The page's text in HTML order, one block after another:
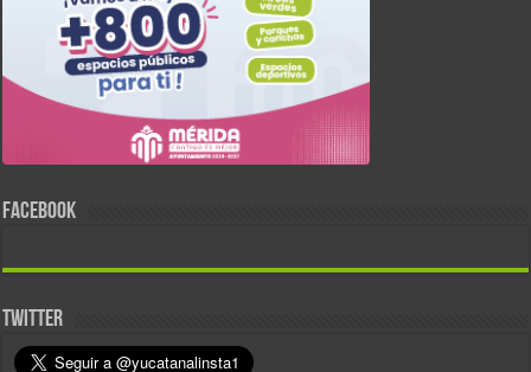
FACEBOOK
TWITTER